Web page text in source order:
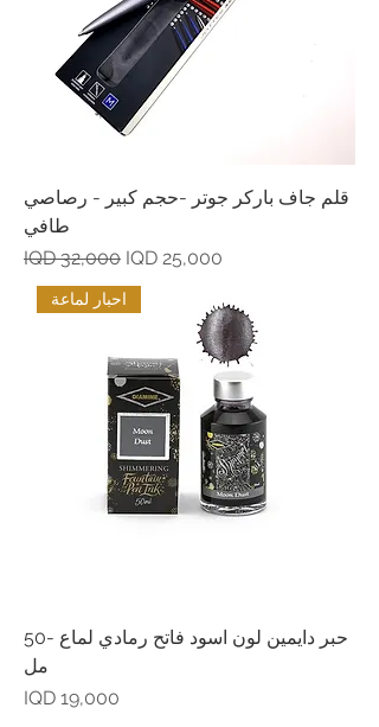
قلم جاف باركر جوتر -حجم كبير - رصاصي
طافي
Regular Price
IQD 32,000 Sale Price
IQD 25,000
احبار لماعة
حبر دايمين لون اسود فاتح رمادي لماع -50
مل
Price
IQD 19,000